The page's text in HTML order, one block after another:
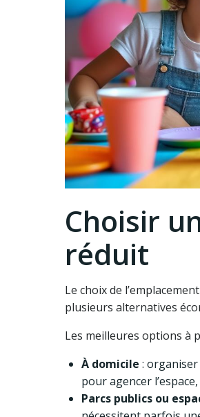
Choisir
réduit
Le choix de
plusieurs alternatives
Les meilleures options à
À domicile :
pour agencer
Parcs publics ou